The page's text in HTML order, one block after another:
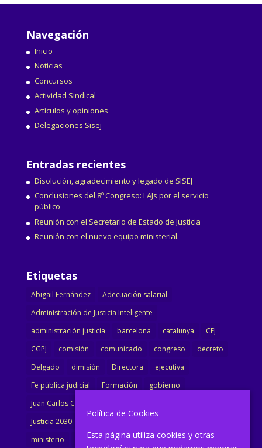
Navegación
Inicio
Noticias
Concursos
Actividad Sindical
Artículos y opiniones
Delegaciones Sisej
Entradas recientes
Disolución, agradecimiento y legado de SISEJ
Conclusiones del 8º Congreso: LAJs por el servicio
público
Reunión con el Secretario de Estado de Justicia
Reunión con el nuevo equipo ministerial.
Etiquetas
Abigail Fernández
Adecuación salarial
Administración de Justicia Inteligente
administración justicia
barcelona catalunya
CEJ
CGPJ
comisión comunicado congreso
decreto
Delgado
dimisión Directora
ejecutiva
Fe pública judicial
Formación
gobierno
Juan Carlos Campo
Justicia 2030
ministerio
Ministra Justicia Ministro de Justicia
Política de Cookies
Esta página utiliza cookies y otras